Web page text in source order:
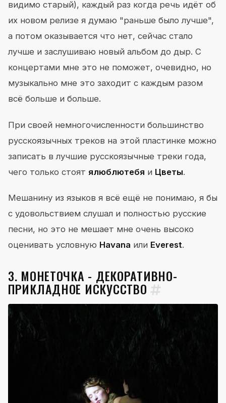
видимо старый), каждый раз когда речь идёт об
их новом релизе я думаю "раньше было лучше",
а потом оказывается что нет, сейчас стало
лучше и заслушиваю новый альбом до дыр. С
концертами мне это не поможет, очевидно, но
музыкально мне это заходит с каждым разом
всё больше и больше.
При своей немногочисленности большинство
русскоязычных треков на этой пластинке можно
записать в лучшие русскоязычные треки года,
чего только стоят ялюблютебя и Цветы.
Мешанину из языков я всё ещё не понимаю, я бы
с удовольствием слушал и полностью русские
песни, но это не мешает мне очень высоко
оценивать условную Havana или Everest.
3. МОНЕТОЧКА - ДЕКОРАТИВНО-
ПРИКЛАДНОЕ ИСКУССТВО